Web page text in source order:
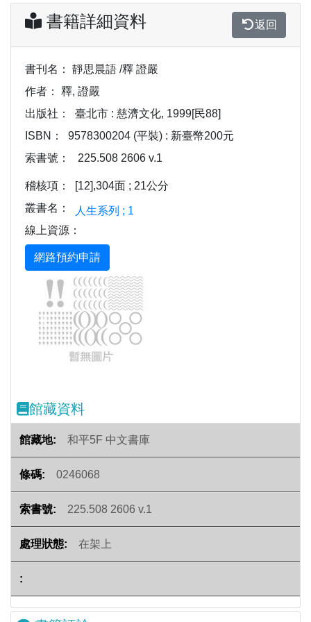
書籍詳細資料 返回
書刊名：
靜思晨語 /釋 證嚴
作者：
釋, 證嚴
出版社：
臺北市 : 慈濟文化, 1999[民88]
ISBN：
9578300204 (平裝) : 新臺幣200元
索書號：
225.508 2606 v.1
稽核項：
[12],304面 ; 21公分
叢書名：
人生系列 ; 1
線上資源：
Previous
館藏資料
和平5F 中文書庫
0246068
225.508 2606 v.1
在架上